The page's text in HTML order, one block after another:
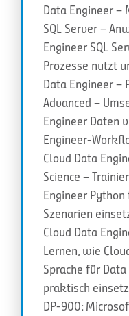
Data Engineer –
SQL Server –
Engineer SQL
Prozesse nutzt
Data Engineer –
Advanced –
Engineer Daten
Engineer-
Cloud Data
Science –
Engineer
Szenarien
Cloud Data
Lernen, wie
Sprache für
praktisch
DP-900: